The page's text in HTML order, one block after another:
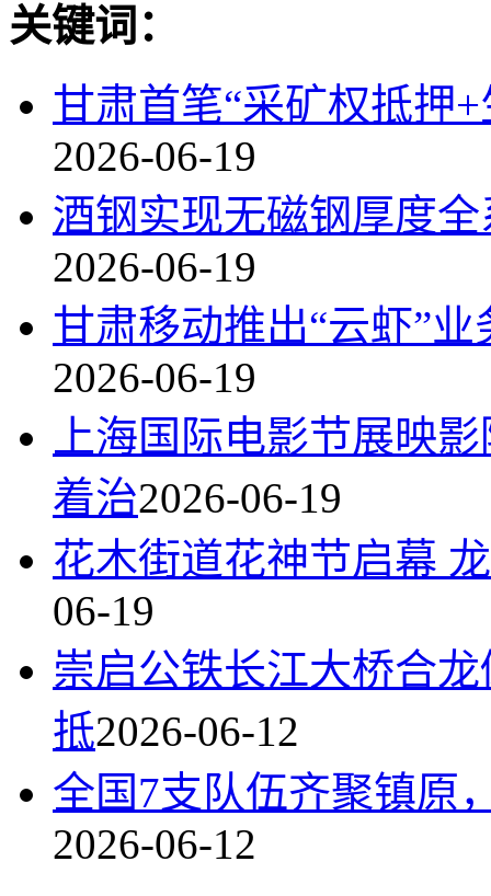
关键词：
甘肃首笔“采矿权抵押
2026-06-19
酒钢实现无磁钢厚度
2026-06-19
甘肃移动推出“云虾”
2026-06-19
上海国际电影节展映
着治2026-06-19
花木街道花神节启幕
06-19
崇启公铁长江大桥合
抵2026-06-12
全国7支队伍齐聚镇原
2026-06-12